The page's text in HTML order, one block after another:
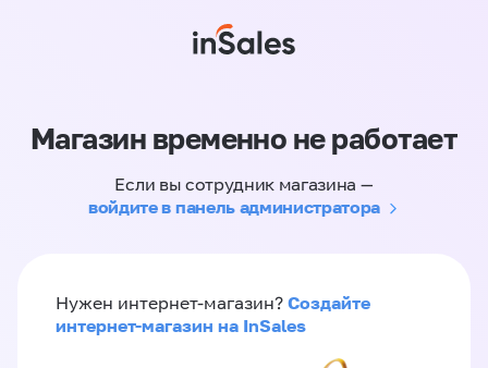
Магазин временно не работает
Если вы сотрудник магазина —
войдите в панель администратора
Нужен интернет-магазин? Создайте
интернет-магазин на InSales